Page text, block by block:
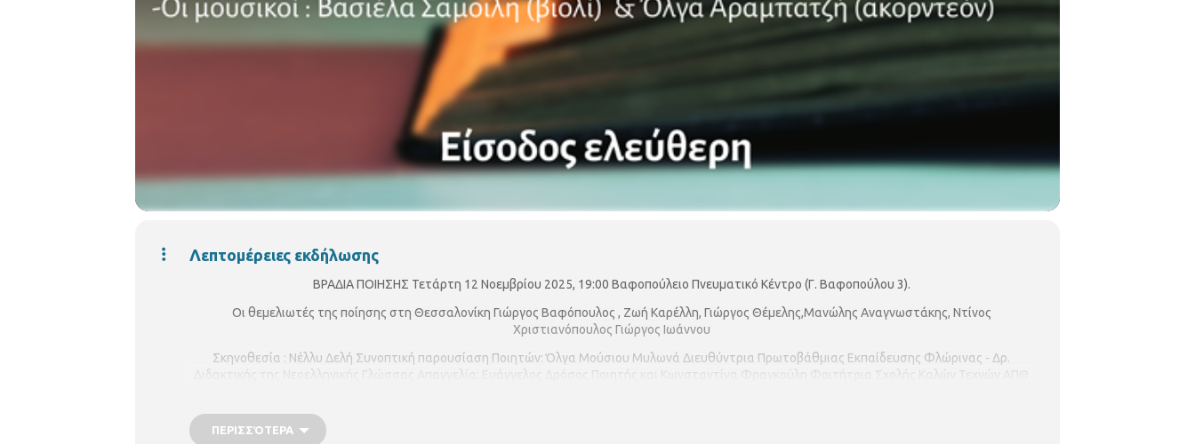
Λεπτομέρειες εκδήλωσης
ΒΡΑΔΙΑ ΠΟΙΗΣΗΣ Τετάρτη 12 Νοεμβρίου 2025, 19:00 Βαφοπούλειο Πνευματικό Κέντρο (Γ. Βαφοπούλου 3).
Οι θεμελιωτές της ποίησης στη Θεσσαλονίκη Γιώργος Βαφόπουλος , Ζωή Καρέλλη, Γιώργος Θέμελης,Μανώλης Αναγνωστάκης, Ντίνος
Χριστιανόπουλος Γιώργος Ιωάννου
Σκηνοθεσία : Νέλλυ Δελή Συνοπτική παρουσίαση Ποιητών: Όλγα Μούσιου Μυλωνά Διευθύντρια Πρωτοβάθμιας Εκπαίδευσης Φλώρινας - Δρ.
ΠΕΡΙΣΣΌΤΕΡΑ